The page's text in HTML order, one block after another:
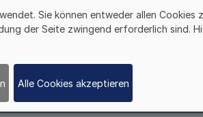
von
Sie können entweder allen Cookies
der Seite zwingend erforderlich sind.
Alle Cookies akzeptieren